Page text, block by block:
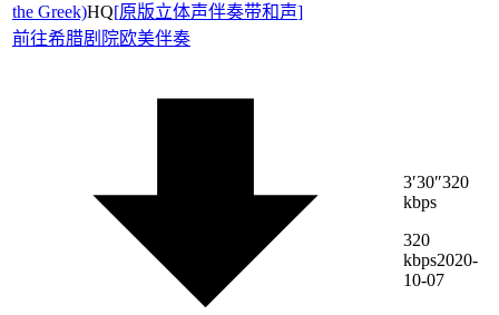
the Greek)HQ[原版立体声伴奏带和声]
前往希腊剧院欧美伴奏
3′30″320
kbps
320
kbps2020-
10-07